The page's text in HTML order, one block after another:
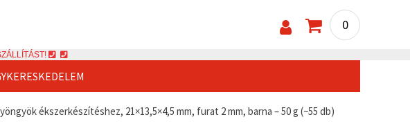
0
ékszerkészítéshez, 21×13,5×4,5 mm, furat 2 mm, barna – 50 g (~55 db)